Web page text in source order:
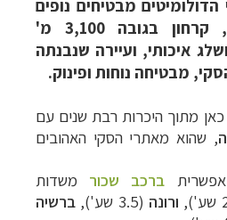
הדולומיטים מבטיחים נופים
מהדרמטיים בעולם, קרחון בגובה 3,100 מ'
איכותי, ועיירה שנבנתה
מבטיחה נוחות ופינוק.
מתוך היכרות רבת שנים עם
, שהוא מאתרי הסקי האהובים
ברכב שכור
משדות
ורונה (3.5 שע'),
ברשיה